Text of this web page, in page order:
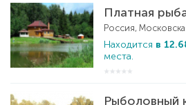
Находится в
места.
Рыболовный